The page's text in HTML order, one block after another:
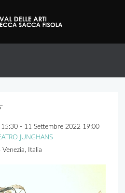
15:30 - 11 Settembre 2022 19:00
JUNGHANS
Italia